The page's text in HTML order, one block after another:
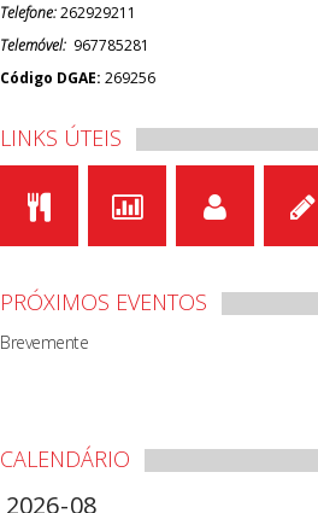
Telefone:262929211
Telemóvel: 967785281
Código DGAE: 269256
LINKS ÚTEIS
PRÓXIMOS EVENTOS
Brevemente
CALENDÁRIO